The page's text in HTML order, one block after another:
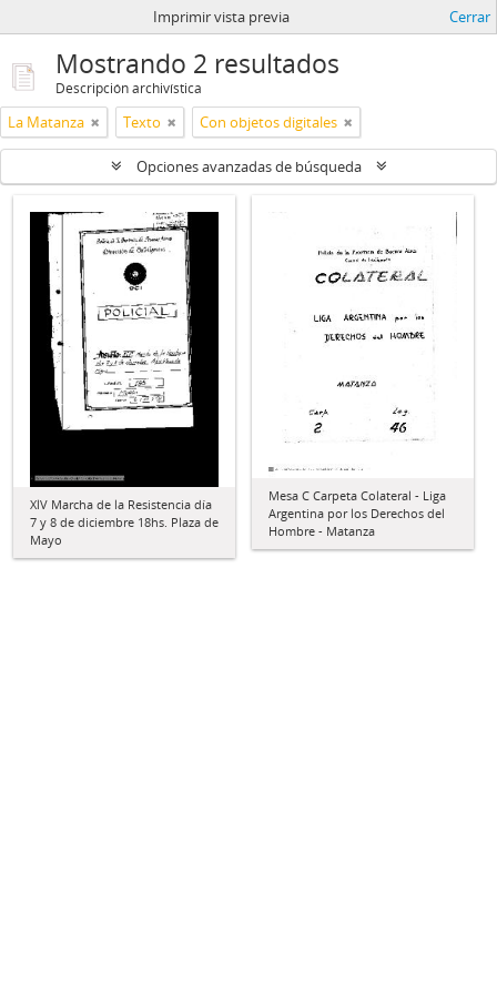
Imprimir vista previa Cerrar
Mostrando 2 resultados
Descripción archivística
La Matanza Texto Con objetos digitales
Opciones avanzadas de búsqueda
XlV Marcha de la Resistencia día
7 y 8 de diciembre 18hs. Plaza de
Mayo
Mesa C Carpeta Colateral - Liga
Argentina por los Derechos del
Hombre - Matanza